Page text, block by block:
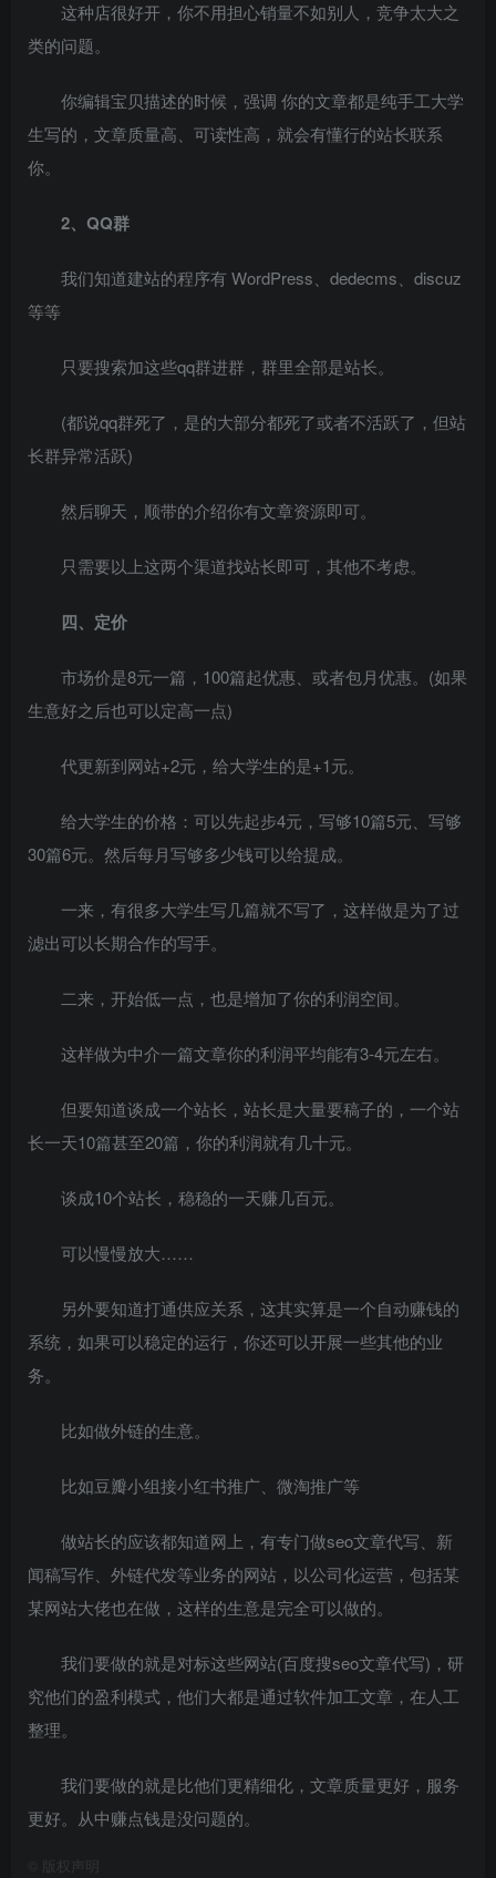
这种店很好开，你不用担心销量不如别人，竞争太大之
类的问题。
你编辑宝贝描述的时候，强调 你的文章都是纯手工大学
生写的，文章质量高、可读性高，就会有懂行的站长联系
你。
2、QQ群
我们知道建站的程序有 WordPress、dedecms、discuz
等等
只要搜索加这些qq群进群，群里全部是站长。
(都说qq群死了，是的大部分都死了或者不活跃了，但站
长群异常活跃)
然后聊天，顺带的介绍你有文章资源即可。
只需要以上这两个渠道找站长即可，其他不考虑。
四、定价
市场价是8元一篇，100篇起优惠、或者包月优惠。(如果
生意好之后也可以定高一点)
代更新到网站+2元，给大学生的是+1元。
给大学生的价格：可以先起步4元，写够10篇5元、写够
30篇6元。然后每月写够多少钱可以给提成。
一来，有很多大学生写几篇就不写了，这样做是为了过
滤出可以长期合作的写手。
二来，开始低一点，也是增加了你的利润空间。
这样做为中介一篇文章你的利润平均能有3-4元左右。
但要知道谈成一个站长，站长是大量要稿子的，一个站
长一天10篇甚至20篇，你的利润就有几十元。
谈成10个站长，稳稳的一天赚几百元。
可以慢慢放大……
另外要知道打通供应关系，这其实算是一个自动赚钱的
系统，如果可以稳定的运行，你还可以开展一些其他的业
务。
比如做外链的生意。
比如豆瓣小组接小红书推广、微淘推广等
做站长的应该都知道网上，有专门做seo文章代写、新
闻稿写作、外链代发等业务的网站，以公司化运营，包括某
某网站大佬也在做，这样的生意是完全可以做的。
我们要做的就是对标这些网站(百度搜seo文章代写)，研
究他们的盈利模式，他们大都是通过软件加工文章，在人工
整理。
我们要做的就是比他们更精细化，文章质量更好，服务
更好。从中赚点钱是没问题的。
版权声明